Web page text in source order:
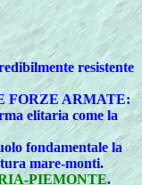
resistente
FORZE ARMATE:
elitaria come la
fondamentale la
mare-monti.
PIEMONTE.